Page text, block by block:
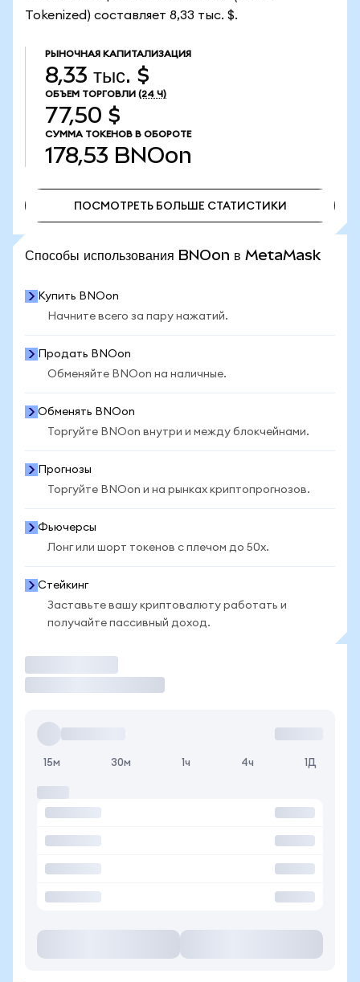
Tokenized) составляет 8,33 тыс. $.
РЫНОЧНАЯ КАПИТАЛИЗАЦИЯ
8,33 тыс. $
ОБЪЕМ ТОРГОВЛИ (24 Ч)
77,50 $
СУММА ТОКЕНОВ В ОБОРОТЕ
178,53 BNOon
ПОСМОТРЕТЬ БОЛЬШЕ СТАТИСТИКИ
Способы использования BNOon в MetaMask
Купить BNOon
Начните всего за пару нажатий.
Продать BNOon
Обменяйте BNOon на наличные.
Обменять BNOon
Торгуйте BNOon внутри и между блокчейнами.
Прогнозы
Торгуйте BNOon и на рынках криптопрогнозов.
Фьючерсы
Лонг или шорт токенов с плечом до 50x.
Стейкинг
Заставьте вашу криптовалюту работать и
получайте пассивный доход.
15м 30м 1ч 4ч 1Д